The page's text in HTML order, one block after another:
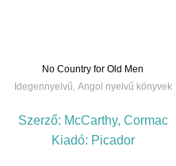
No Country for Old Men
Idegennyelvű Angol nyelvű könyvek
Szerző: McCarthy, Cormac
Kiadó: Picador